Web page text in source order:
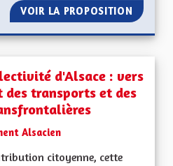
VOIR LA PROPOSITION
d'Alsace : vers
des transports et des
Alsacien
citoyenne, cette